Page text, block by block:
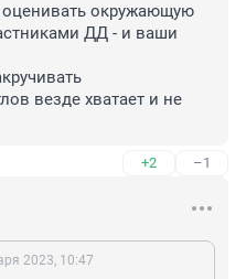
окружающую
ДД - и ваши
везде хватает и не
+2 –1
2023, 10:47